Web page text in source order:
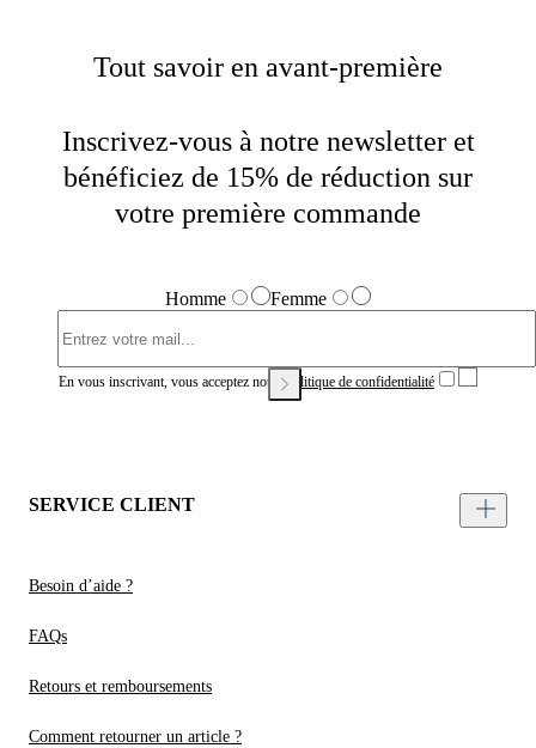
Tout savoir en avant-première
Inscrivez-vous à notre newsletter et
bénéficiez de 15% de réduction sur
votre première commande
Homme Femme
En vous inscrivant, vous acceptez notrePolitique de confidentialité
SERVICE CLIENT
Besoin d’aide ?
FAQs
Retours et remboursements
Comment retourner un article ?